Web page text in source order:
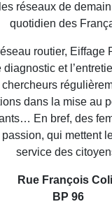
réseaux de
quotidien des
routier, Eiffage
et
dans la mise au
En bref, des
qui mettent
service des
Rue François
BP 96